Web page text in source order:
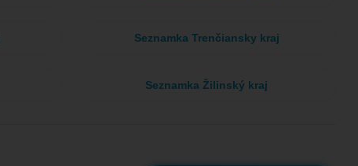
Seznamka Trenčiansky kraj
Seznamka Žilinský kraj